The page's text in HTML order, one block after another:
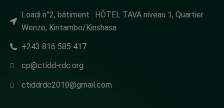
Loadi n°2, bâtiment : HÔTEL TAVA niveau 1, Quartier
Wenze, Kintambo/Kinshasa
+243 816 585 417
cp@ctidd-rdc.org
ctiddrdc2010@gmail.com